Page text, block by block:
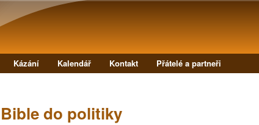
Kázání Kalendář Kontakt Přátelé a partneři
do politiky